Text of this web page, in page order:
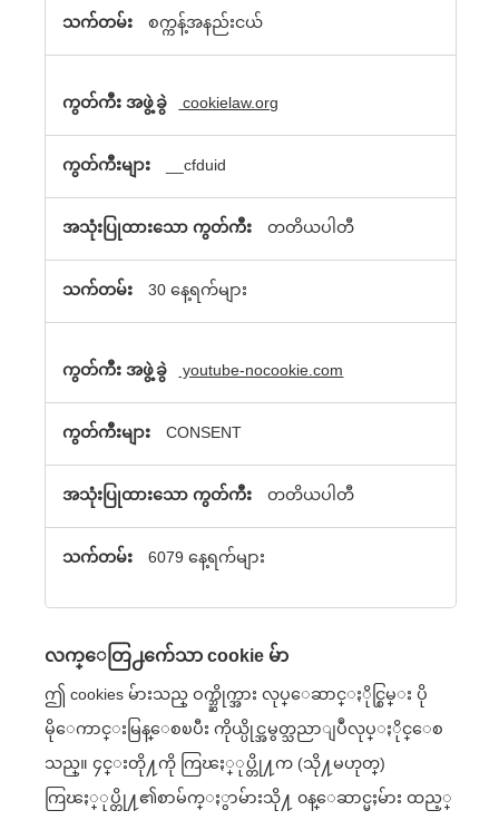
စက္ကန့်အနည်းငယ်
cookielaw.org
__cfduid
တတိယပါတီ
30 နေ့ရက်များ
youtube-nocookie.com
CONSENT
တတိယပါတီ
6079 နေ့ရက်များ
လက္ေတြ႕က်ေသာ cookie မ်ာ
ဤ cookies မ်ားသည္ ဝက္ဘ္ဆိုက္အား လုပ္ေဆာင္ႏိုင္စြမ္း ပို
မိုေကာင္းမြန္ေစၿပီး ကိုယ္ပိုင္အမွတ္သညာျပဳလုပ္ႏိုင္ေစ
သည္။ ၄င္းတို႔ကို ကြၽႏ္ုပ္တို႔က (သို႔မဟုတ္)
ကြၽႏ္ုပ္တို႔၏စာမ်က္ႏွာမ်ားသို႔ ၀န္ေဆာင္မႈမ်ား ထည့္